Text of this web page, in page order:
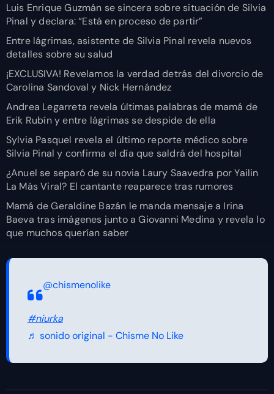
Luis Enrique Guzmán se sincera sobre situación de Silvia
Pinal y declara: “Está en proceso de partir”
Entre lágrimas, asistente de Silvia Pinal revela nuevos
detalles sobre su salud
¡EXCLUSIVA! Revelamos la verdad detrás del divorcio de
Carolina Sandoval y Nick Hernández
Andrea Legarreta revela últimas palabras de mamá de
Erik Rubín y entre lágrimas se despide de ella
Sylvia Pasquel revela el último reporte médico sobre
Silvia Pinal y confirma el día que saldrá del hospital
¿Anuel se separó de su novia Laury Saavedra por Yailin
La Más Viral? El cantante reaparece tras rumores
Mamá de Geraldine Bazán le manda mensaje a Irina
Baeva tras imágenes junto a Giovanni Medina y revela lo
que muchos querían saber
@chismenolike
#niurka
♬ sonido original - Chisme No Like